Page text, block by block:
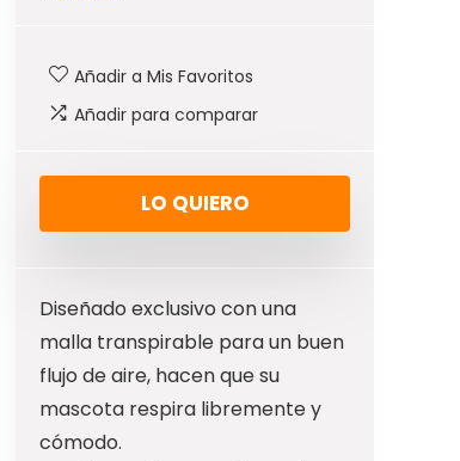
Añadir a Mis Favoritos
Añadir para comparar
LO QUIERO
Diseñado exclusivo con una
malla transpirable para un buen
flujo de aire, hacen que su
mascota respira libremente y
cómodo.